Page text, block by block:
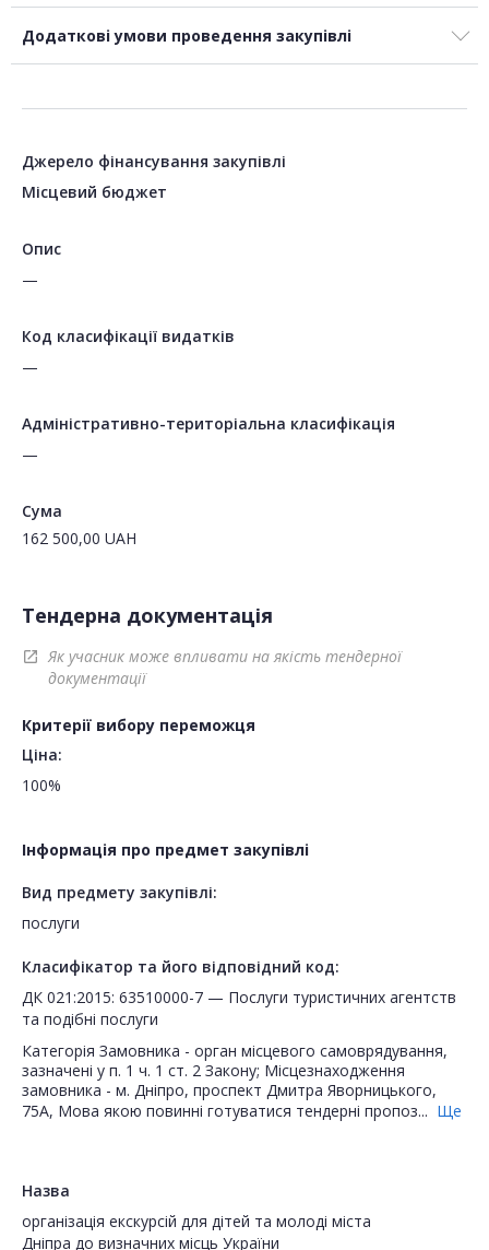
Додаткові умови проведення закупівлі
Джерело фінансування закупівлі
Місцевий бюджет
Опис
—
Код класифікації видатків
—
Адміністративно-територіальна класифікація
—
Сума
162 500,00 UAH
Тендерна документація
open_in_new
Як учасник може впливати на якість тендерної
документації
Критерії вибору переможця
Ціна:
100%
Інформація про предмет закупівлі
Вид предмету закупівлі:
послуги
Класифікатор та його відповідний код:
ДК 021:2015: 63510000-7 — Послуги туристичних агентств
та подібні послуги
Категорія Замовника - орган місцевого самоврядування,
зазначені у п. 1 ч. 1 ст. 2 Закону; Місцезнаходження
замовника - м. Дніпро, проспект Дмитра Яворницького,
75А, Мова якою повинні готуватися тендерні пропоз... Ще
Назва
організація екскурсій для дітей та молоді міста
Дніпра до визначних місць України